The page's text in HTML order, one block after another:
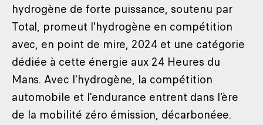
hydrogène de forte puissance, soutenu par
Total, promeut l'hydrogène en compétition
avec, en point de mire, 2024 et une catégorie
dédiée à cette énergie aux 24 Heures du
Mans. Avec l'hydrogène, la compétition
automobile et l'endurance entrent dans l’ère
de la mobilité zéro émission, décarbonéee.